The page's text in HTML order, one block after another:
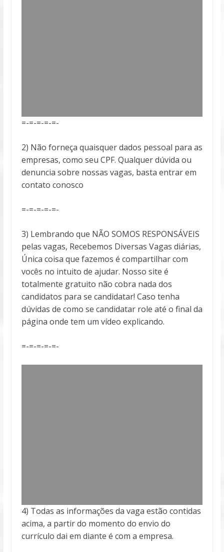
=-=-=-=-=-
2) Não forneça quaisquer dados pessoal para as
empresas, como seu CPF. Qualquer dúvida ou
denuncia sobre nossas vagas, basta entrar em
contato conosco
=-=-=-=-=-
3) Lembrando que NÃO SOMOS RESPONSÁVEIS
pelas vagas, Recebemos Diversas Vagas diárias,
Única coisa que fazemos é compartilhar com
vocês no intuito de ajudar. Nosso site é
totalmente gratuito não cobra nada dos
candidatos para se candidatar! Caso tenha
dúvidas de como se candidatar role até o final da
página onde tem um vídeo explicando.
=-=-=-=-=-
4) Todas as informações da vaga estão contidas
acima, a partir do momento do envio do
currículo dai em diante é com a empresa.